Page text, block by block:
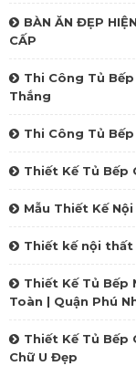
BÀN ĂN ĐẸP
CẤP
Thi Công Tủ
Thắng
Thi Công Tủ
Thiết Kế Tủ Bếp
Mẫu Thiết Kế
Thiết kế nội thất
Thiết Kế Tủ Bếp
Toàn | Quận Phú
Thiết Kế Tủ Bếp
Chữ U Đẹp